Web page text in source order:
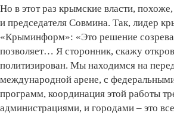
Но в этот раз крымские власти,
и председателя Совмина. Так, лидер
«Крыминформ»: «Это решение
позволяет… Я сторонник, скажу
политизирован. Мы находимся на
международной арене, с
программ, координация этой работы
администрациями, и городами – это